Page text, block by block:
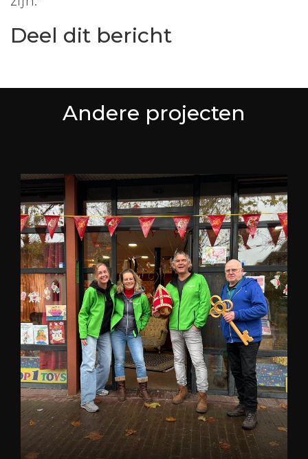
Deel dit bericht
Andere projecten